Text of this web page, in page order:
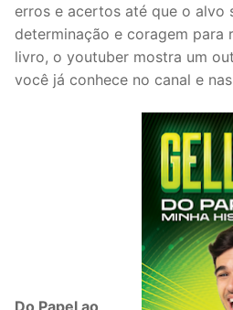
erros e acertos até que o alvo
determinação e coragem para
livro, o youtuber mostra um
você já conhece no canal e
Do Papel ao